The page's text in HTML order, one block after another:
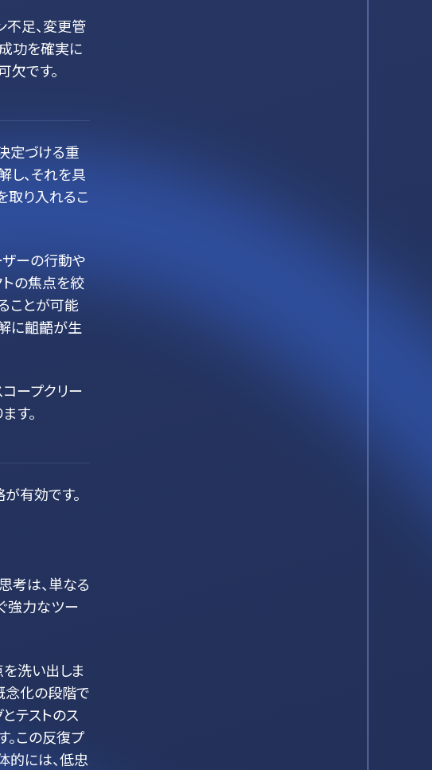
不足、変更管
功を確実に
です。
定づける重
し、それを具
取り入れるこ
ザーの行動や
トの焦点を絞
ことが可能
に齟齬が生
ープクリー
す。
有効です。
考は、単なる
強力なツー
洗い出しま
念化の段階で
テストのス
。この反復プ
的には、低忠